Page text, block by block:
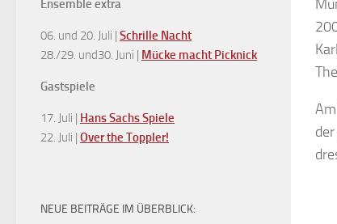
Ensemble extra
06. und 20. Juli | Schrille Nacht
28./29. und30. Juni | Mücke macht Picknick
Gastspiele
17. Juli | Hans Sachs Spiele
22. Juli | Over the Toppler!
NEUE BEITRÄGE IM ÜBERBLICK: